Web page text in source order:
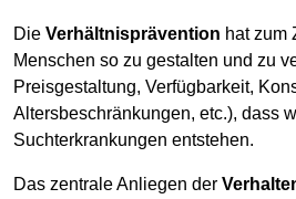
Die Verhältnisprävention hat zum
Menschen so zu gestalten und zu
Preisgestaltung, Verfügbarkeit,
Altersbeschränkungen, etc.), dass
Suchterkrankungen entstehen.
Das zentrale Anliegen der